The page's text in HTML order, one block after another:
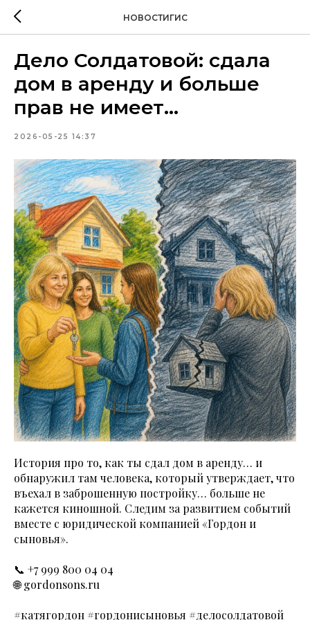
НОВОСТИГИС
Дело Солдатовой: сдала
дом в аренду и больше
прав не имеет...
2026-05-25 14:37
История про то, как ты сдал дом в аренду… и
обнаружил там человека, который утверждает, что
въехал в заброшенную постройку… больше не
кажется киношной. Следим за развитием событий
вместе с юридической компанией «Гордон и
сыновья».
📞 +7 999 800 04 04
🌐 gordonsons.ru
#катягордон #гордонисыновья #делосолдатовой